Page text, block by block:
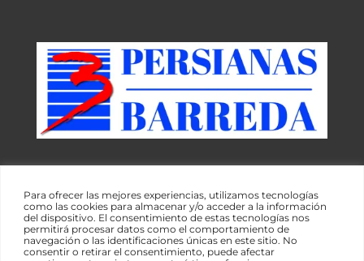
Para ofrecer las mejores experiencias, utilizamos tecnologías
como las cookies para almacenar y/o acceder a la información
del dispositivo. El consentimiento de estas tecnologías nos
permitirá procesar datos como el comportamiento de
navegación o las identificaciones únicas en este sitio. No
consentir o retirar el consentimiento, puede afectar
Tu empresa de confianza en Cantabria para instalaciones,
y sistemas de protección solar.
Gracias por visitar nuestra web